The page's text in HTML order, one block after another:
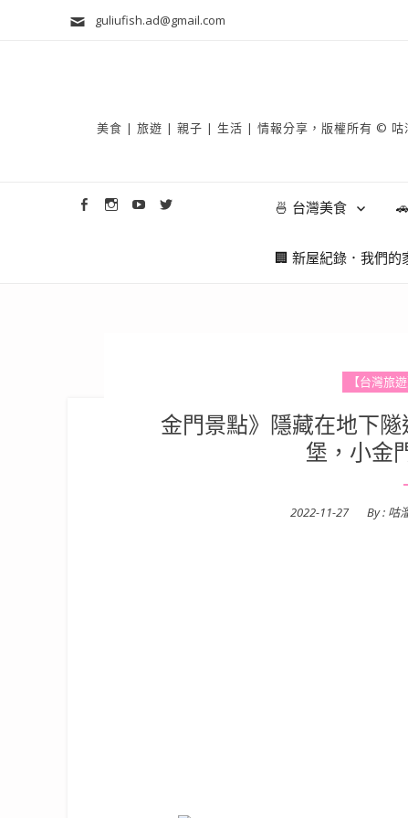
guliufish.ad@gmail.com
美食 | 旅遊 | 親子 | 生活 | 情報分享，版權所有 © 咕
🍜 台灣美食
🏢 新屋紀錄．我們的
【台灣旅遊
金門景點》隱藏在地下
堡，小金
Posted
2022-11-27 By : 咕